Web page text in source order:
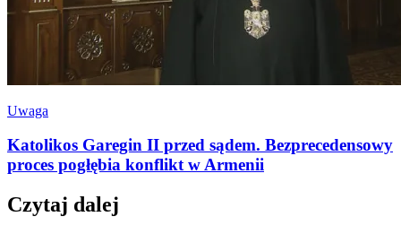
Uwaga
Katolikos Garegin II przed sądem. Bezprecedensowy
proces pogłębia konflikt w Armenii
Czytaj dalej